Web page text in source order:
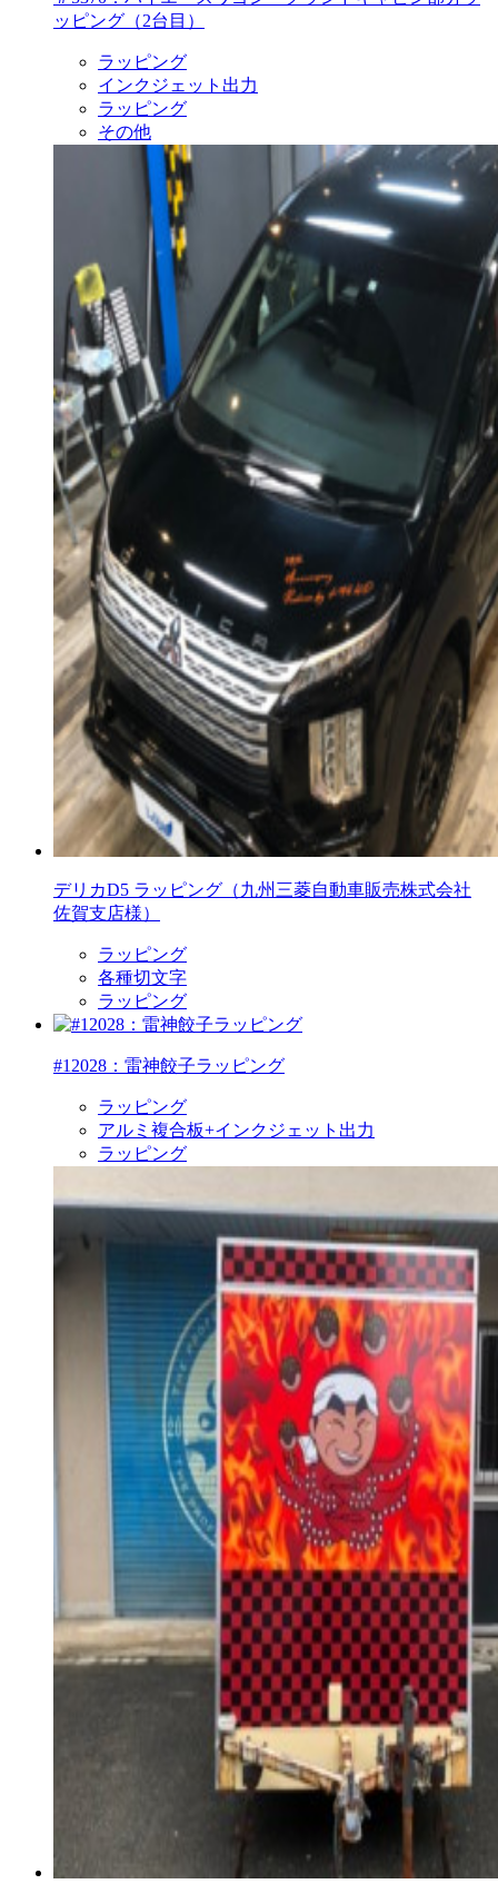
ッピング（2台目）
ラッピング
インクジェット出力
ラッピング
その他
デリカD5 ラッピング（九州三菱自動車販売株式会社
佐賀支店様）
ラッピング
各種切文字
ラッピング
#12028：雷神餃子ラッピング
ラッピング
アルミ複合板+インクジェット出力
ラッピング